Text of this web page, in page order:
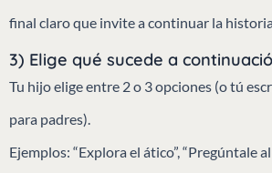
final claro que invite a continuar la
3) Elige qué sucede a
Tu hijo elige entre 2 o 3 opciones (o tú
para padres).
Ejemplos: “Explora el ático”, “Pregúntale